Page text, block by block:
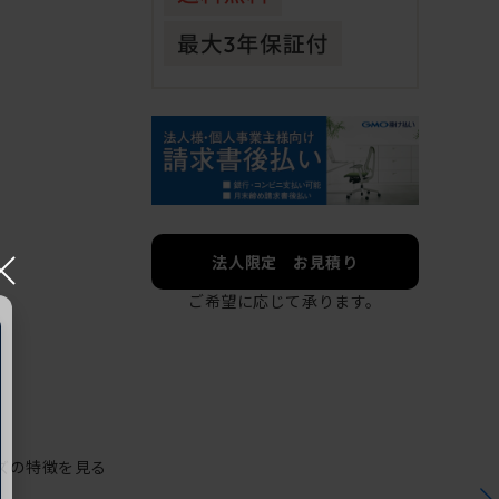
法人限定 お見積り
ご希望に応じて承ります。
の特徴を見る